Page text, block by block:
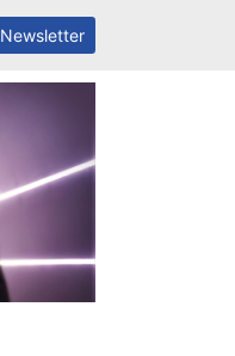
Newsletter